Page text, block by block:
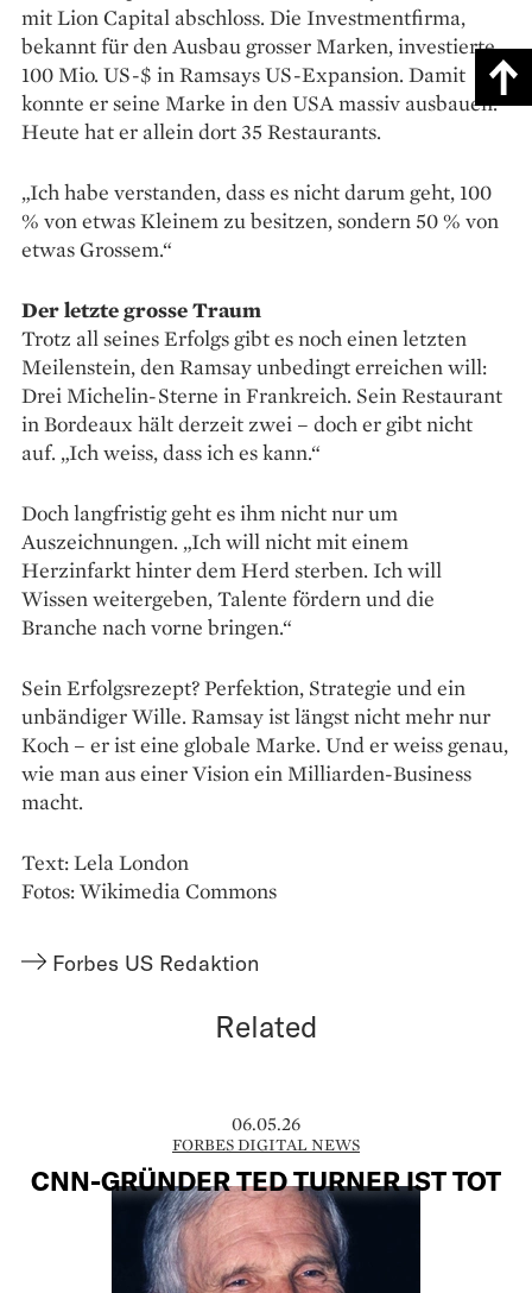
mit Lion Capital abschloss. Die Investmentfirma,
bekannt für den Ausbau grosser Marken, investierte
100 Mio. US-$ in Ramsays US-Expansion. Damit
konnte er seine Marke in den USA massiv ausbauen.
Heute hat er allein dort 35 Restaurants.
„Ich habe verstanden, dass es nicht darum geht, 100
% von etwas Kleinem zu besitzen, sondern 50 % von
etwas Grossem.“
Der letzte grosse Traum
Trotz all seines Erfolgs gibt es noch einen letzten
Meilenstein, den Ramsay unbedingt erreichen will:
Drei Michelin-Sterne in Frankreich. Sein Restaurant
in Bordeaux hält derzeit zwei – doch er gibt nicht
auf. „Ich weiss, dass ich es kann.“
Doch langfristig geht es ihm nicht nur um
Auszeichnungen. „Ich will nicht mit einem
Herzinfarkt hinter dem Herd sterben. Ich will
Wissen weitergeben, Talente fördern und die
Branche nach vorne bringen.“
Sein Erfolgsrezept? Perfektion, Strategie und ein
unbändiger Wille. Ramsay ist längst nicht mehr nur
Koch – er ist eine globale Marke. Und er weiss genau,
wie man aus einer Vision ein Milliarden-Business
macht.
Text: Lela London
Fotos: Wikimedia Commons
Forbes US Redaktion
Related
06.05.26
FORBES DIGITAL NEWS
CNN-GRÜNDER TED TURNER IST TOT